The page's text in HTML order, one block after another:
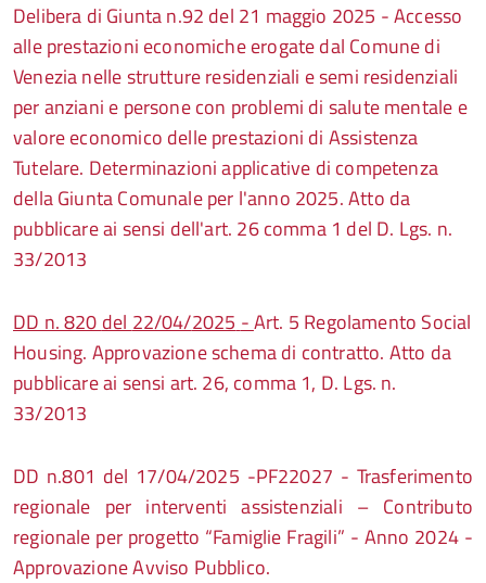
Delibera di Giunta n.92 del 21 maggio 2025 - Accesso
alle prestazioni economiche erogate dal Comune di
Venezia nelle strutture residenziali e semi residenziali
per anziani e persone con problemi di salute mentale e
valore economico delle prestazioni di Assistenza
Tutelare. Determinazioni applicative di competenza
della Giunta Comunale per l'anno 2025. Atto da
pubblicare ai sensi dell'art. 26 comma 1 del D. Lgs. n.
33/2013
DD n. 820 del 22/04/2025 -Art. 5 Regolamento Social
Housing. Approvazione schema di contratto. Atto da
pubblicare ai sensi art. 26, comma 1, D. Lgs. n.
33/2013
DD n.801 del 17/04/2025 -PF22027 - Trasferimento
regionale per interventi assistenziali – Contributo
regionale per progetto “Famiglie Fragili” - Anno 2024 -
Approvazione Avviso Pubblico.